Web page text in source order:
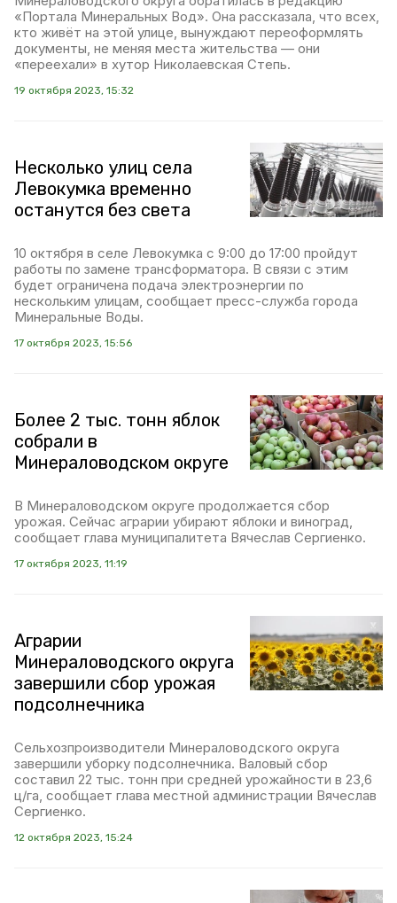
«Портала Минеральных Вод». Она рассказала, что всех,
кто живёт на этой улице, вынуждают переоформлять
документы, не меняя места жительства — они
«переехали» в хутор Николаевская Степь.
19 октября 2023, 15:32
Несколько улиц села
Левокумка временно
останутся без света
10 октября в селе Левокумка с 9:00 до 17:00 пройдут
работы по замене трансформатора. В связи с этим
будет ограничена подача электроэнергии по
нескольким улицам, сообщает пресс-служба города
Минеральные Воды.
17 октября 2023, 15:56
Более 2 тыс. тонн яблок
собрали в
Минераловодском округе
В Минераловодском округе продолжается сбор
урожая. Сейчас аграрии убирают яблоки и виноград,
сообщает глава муниципалитета Вячеслав Сергиенко.
17 октября 2023, 11:19
Аграрии
Минераловодского округа
завершили сбор урожая
подсолнечника
Сельхозпроизводители Минераловодского округа
завершили уборку подсолнечника. Валовый сбор
составил 22 тыс. тонн при средней урожайности в 23,6
ц/га, сообщает глава местной администрации Вячеслав
Сергиенко.
12 октября 2023, 15:24